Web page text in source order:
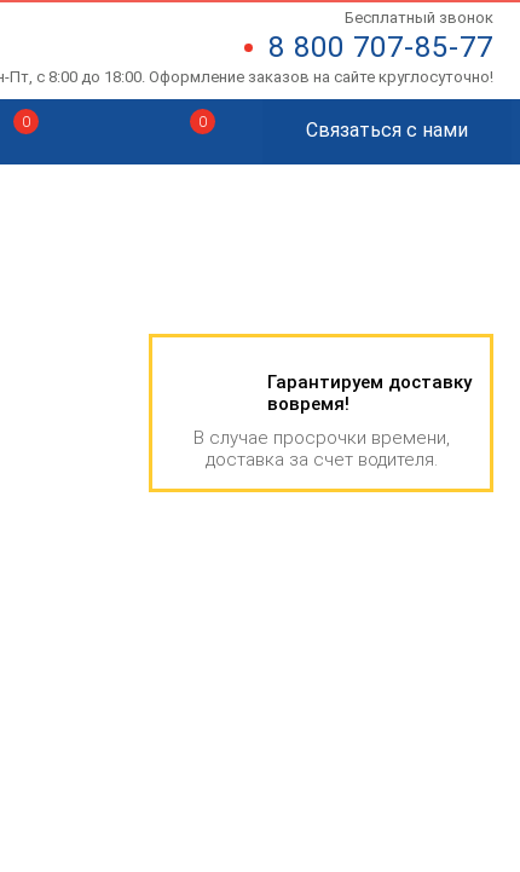
Бесплатный звонок
8 800 707-85-77
Пт, с 8:00 до 18:00. Оформление заказов на сайте круглосуточно!
Связаться с нами
0 0
Гарантируем доставку
вовремя!
В случае просрочки времени,
доставка за счет водителя.